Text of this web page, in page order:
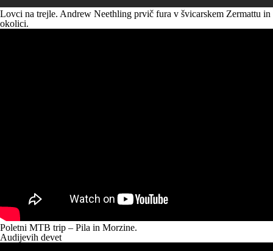
Lovci na trejle. Andrew Neethling prvič fura v švicarskem Zermattu in
okolici.
Poletni MTB trip – Pila in Morzine.
Audijevih devet